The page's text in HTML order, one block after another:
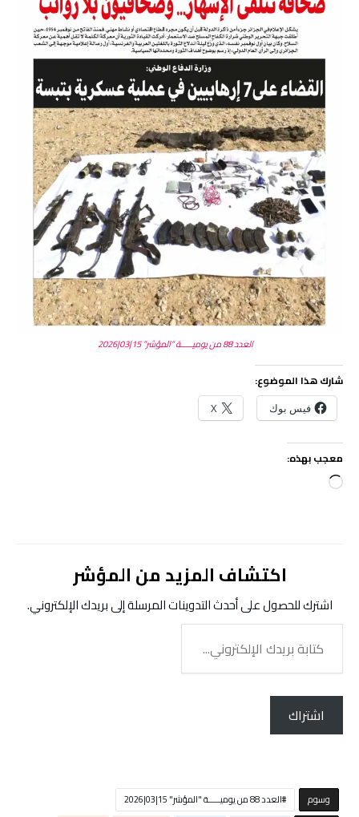
العدد 88 من يوميـــــة “المؤشر” 15|03|2026
شارك هذا الموضوع:
فيس بوك X
معجب بهذه:
جاري
اكتشاف المزيد من المؤشر
اشترك للحصول على أحدث التدوينات المرسلة إلى بريدك الإلكتروني.
بريدك
الإلكتروني...
اشتراك
‫‫‫‫وسوم‬
العدد 88 من يوميـــــة "المؤشر" 15|03|2026